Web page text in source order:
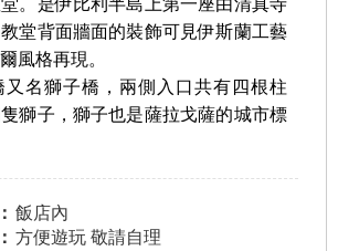
。是伊比利半島上第一座由清真寺
堂背面牆面的裝飾可見伊斯蘭工藝
風格再現。
又名獅子橋，兩側入口共有四根柱
獅子，獅子也是薩拉戈薩的城市標
飯店內
方便遊玩 敬請自理